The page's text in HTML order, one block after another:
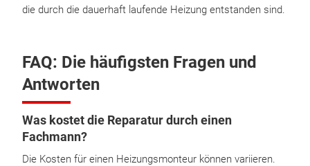
die durch die dauerhaft laufende Heizung entstanden sind.
FAQ: Die häufigsten Fragen und
Antworten
Was kostet die Reparatur durch einen
Fachmann?
Die Kosten für einen Heizungsmonteur können variieren.